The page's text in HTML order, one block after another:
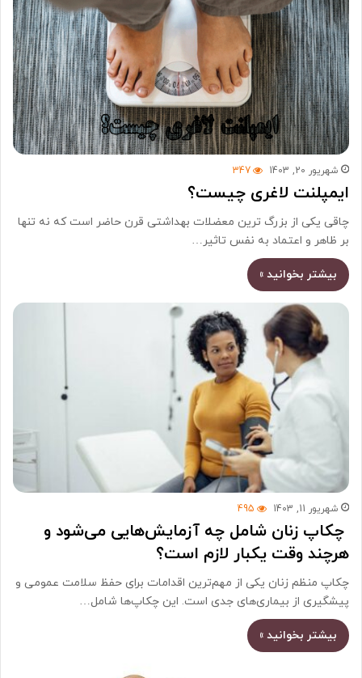
شهریور 20, 1403 347
ایمپلنت لاغری چیست؟
چاقی یکی از بزرگ ترین معضلات بهداشتی قرن حاضر است که نه تنها
بر ظاهر و اعتماد به نفس تاثیر…
بیشتر بخوانید »
شهریور 11, 1403 495
چکاپ زنان شامل چه آزمایش‌هایی می‌شود و
هرچند وقت یکبار لازم است؟
چکاپ منظم زنان یکی از مهم‌ترین اقدامات برای حفظ سلامت عمومی و
پیشگیری از بیماری‌های جدی است. این چکاپ‌ها شامل…
بیشتر بخوانید »